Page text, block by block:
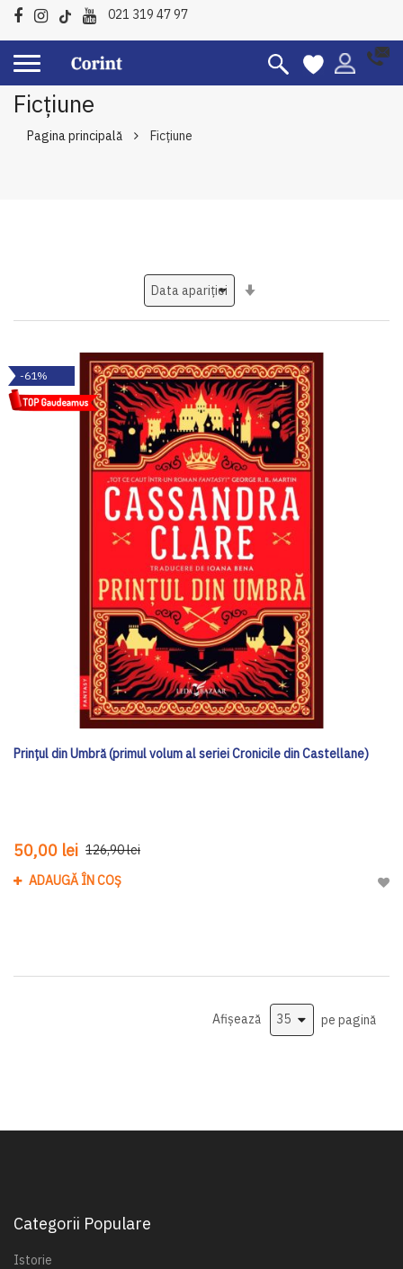
021 319 47 97
Ficțiune
Pagina principală Ficțiune
-61%
Prințul din Umbră (primul volum al seriei Cronicile din Castellane)
50,00 lei 126,90 lei
ADAUGĂ ÎN COȘ
Afișează pe pagină
Categorii Populare
Istorie